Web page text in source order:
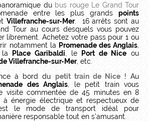
du bus rouge Le Grand Tour
entre les plus grands points
Villefranche-sur-Mer. 16 arrêts sont au
Tour au cours desquels vous pouvez
librement. Achetez votre pass pour 1 ou
notamment la Promenade des Anglais
, la Place Garibaldi , le Port de Nice ou
Villefranche-sur-Mer, etc.
à bord du petit train de Nice ! Au
des Anglais , le petit train vous
visite commentée de 45 minutes en 8
à énergie électrique et respectueux de
le mode de transport idéal pour
responsable tout en s’amusant.